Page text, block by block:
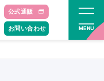
公式通販
お問い合わせ MENU